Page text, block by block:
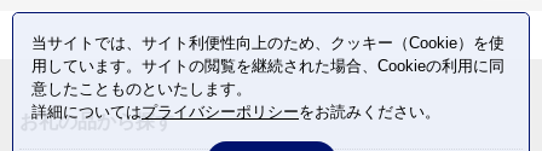
お礼の品から探す
当サイトでは、サイト利便性向上のため、クッキー（Cookie）を使
用しています。サイトの閲覧を継続された場合、Cookieの利用に同
意したことものといたします。
詳細についてはプライバシーポリシーをお読みください。